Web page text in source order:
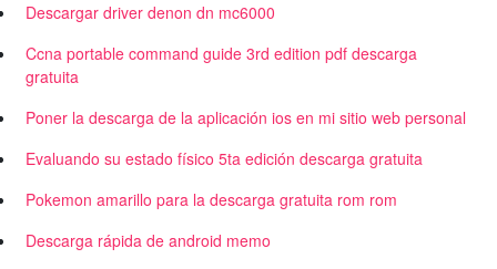
Descargar driver denon dn mc6000
Ccna portable command guide 3rd edition pdf descarga
gratuita
Poner la descarga de la aplicación ios en mi sitio web personal
Evaluando su estado físico 5ta edición descarga gratuita
Pokemon amarillo para la descarga gratuita rom rom
Descarga rápida de android memo